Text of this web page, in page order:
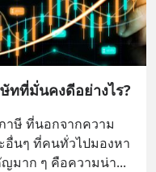
ทที่มั่นคงดีอย่างไร?
าษี ที่นอกจากความ
อื่นๆ ที่คนทั่วไปมองหา
ญมาก ๆ คือความน่า...